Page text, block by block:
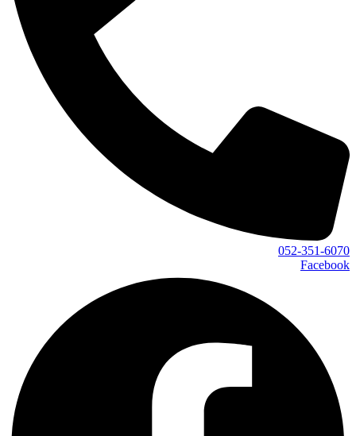
052-351-6070
Facebook